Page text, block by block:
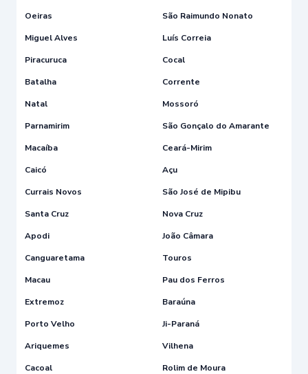
Oeiras
São Raimundo Nonato
Miguel Alves
Luís Correia
Piracuruca
Cocal
Batalha
Corrente
Natal
Mossoró
Parnamirim
São Gonçalo do Amarante
Macaíba
Ceará-Mirim
Caicó
Açu
Currais Novos
São José de Mipibu
Santa Cruz
Nova Cruz
Apodi
João Câmara
Canguaretama
Touros
Macau
Pau dos Ferros
Extremoz
Baraúna
Porto Velho
Ji-Paraná
Ariquemes
Vilhena
Cacoal
Rolim de Moura